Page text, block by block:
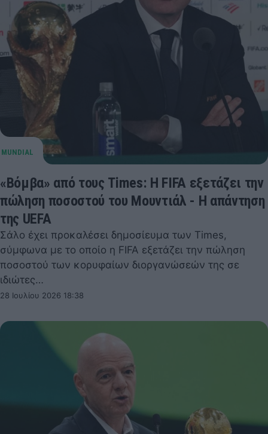
«Βόμβα» από τους Times: Η FIFA εξετάζει την
πώληση ποσοστού του Μουντιάλ - Η απάντηση
της UEFA
Σάλο έχει προκαλέσει δημοσίευμα των Times,
σύμφωνα με το οποίο η FIFA εξετάζει την πώληση
ποσοστού των κορυφαίων διοργανώσεών της σε
ιδιώτες…
28 Ιουλίου 2026 18:38